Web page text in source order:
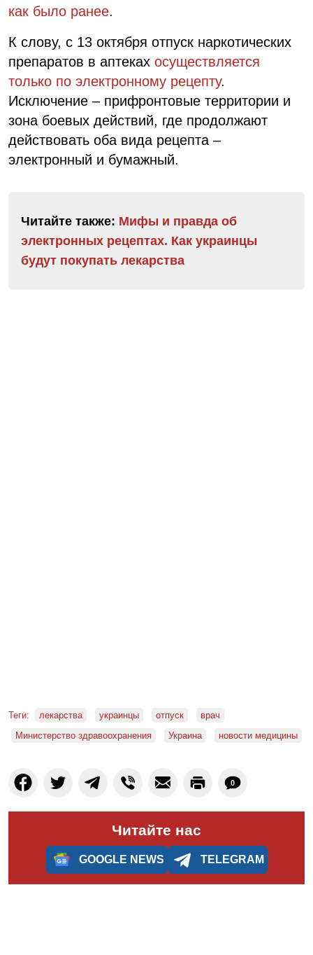
как было ранее.
К слову, с 13 октября отпуск наркотических
препаратов в аптеках осуществляется
только по электронному рецепту.
Исключение – прифронтовые территории и
зона боевых действий, где продолжают
действовать оба вида рецепта –
электронный и бумажный.
Читайте также: Мифы и правда об
электронных рецептах. Как украинцы
будут покупать лекарства
Теги: лекарства украинцы отпуск
врач
Министерство здравоохранения
Украина новости медицины
0
Читайте нас
GOOGLE NEWS TELEGRAM